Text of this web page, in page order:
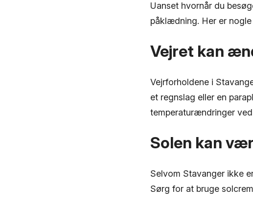
Uanset hvornår du
påklædning. Her er
Vejret kan
Vejrforholdene i
et regnslag eller en
temperaturændringer
Solen kan
Selvom Stavanger ikke
Sørg for at bruge